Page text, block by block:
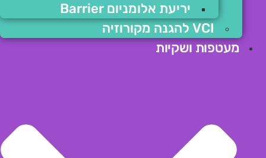
יריעת אלומניום Barrier
VCI להגנה מקורוזיה
מעטפות ושקיות